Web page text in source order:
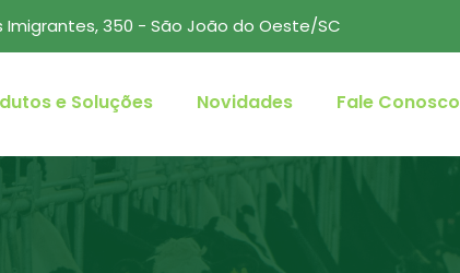
Imigrantes, 350 - São João do Oeste/SC
e Soluções Novidades Fale Conosco